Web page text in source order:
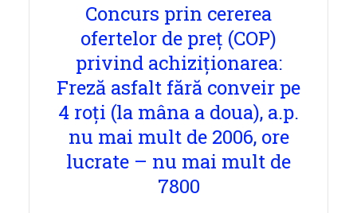
Concurs prin cererea
ofertelor de preț (COP)
privind achiziționarea:
Freză asfalt fără conveir pe
4 roți (la mâna a doua), a.p.
nu mai mult de 2006, ore
lucrate – nu mai mult de
7800